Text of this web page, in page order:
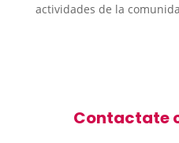
actividades de la
Contactate